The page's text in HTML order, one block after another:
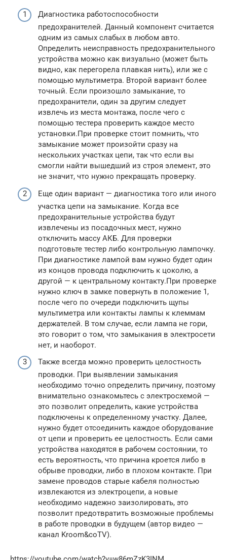
Диагностика работоспособности
предохранителей. Данный компонент считается
одним из самых слабых в любом авто.
Определить неисправность предохранительного
устройства можно как визуально (может быть
видно, как перегорела плавкая нить), или же с
помощью мультиметра. Второй вариант более
точный. Если произошло замыкание, то
предохранители, один за другим следует
извлечь из места монтажа, после чего с
помощью тестера проверить каждое место
установки.При проверке стоит помнить, что
замыкание может произойти сразу на
нескольких участках цепи, так что если вы
смогли найти вышедший из строя элемент, это
не значит, что нужно прекращать проверку.
Еще один вариант — диагностика того или иного
участка цепи на замыкание. Когда все
предохранительные устройства будут
извлечены из посадочных мест, нужно
отключить массу АКБ. Для проверки
подготовьте тестер либо контрольную лампочку.
При диагностике лампой вам нужно будет один
из концов провода подключить к цоколю, а
другой — к центральному контакту.При проверке
нужно ключ в замке повернуть в положение 1,
после чего по очереди подключить щупы
мультиметра или контакты лампы к клеммам
держателей. В том случае, если лампа не гори,
это говорит о том, что замыкания в электросети
нет, и наоборот.
Также всегда можно проверить целостность
проводки. При выявлении замыкания
необходимо точно определить причину, поэтому
внимательно ознакомьтесь с электросхемой —
это позволит определить, какие устройства
подключены к определенному участку. Далее,
нужно будет отсоединить каждое оборудование
от цепи и проверить ее целостность. Если сами
устройства находятся в рабочем состоянии, то
есть вероятность, что причина кроется либо в
обрыве проводки, либо в плохом контакте. При
замене проводов старые кабеля полностью
извлекаются из электроцепи, а новые
необходимо надежно заизолировать, это
позволит предотвратить возможные проблемы
в работе проводки в будущем (автор видео —
канал Kroom&coTV).